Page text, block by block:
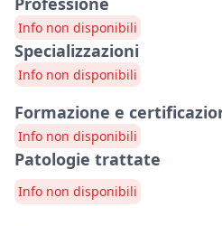
Info non disponibili
Specializzazioni
Info non disponibili
Formazione e
Info non disponibili
Patologie trattate
Info non disponibili